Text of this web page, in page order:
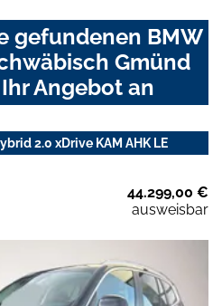
gefundenen BMW
Gmünd
Angebot an
2.0 xDrive KAM AHK LE
44.299,00 €
ausweisbar